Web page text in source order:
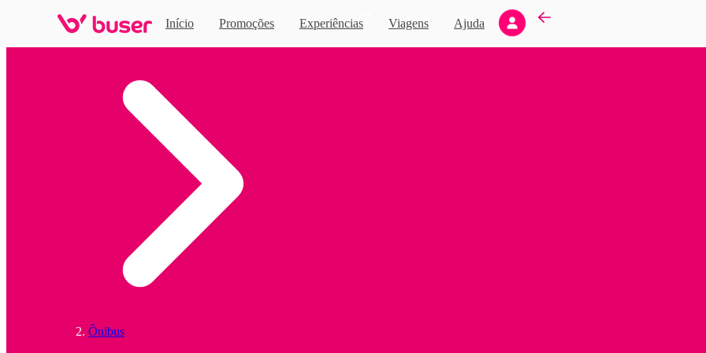
Início Promoções Experiências Viagens Ajuda
Ônibus